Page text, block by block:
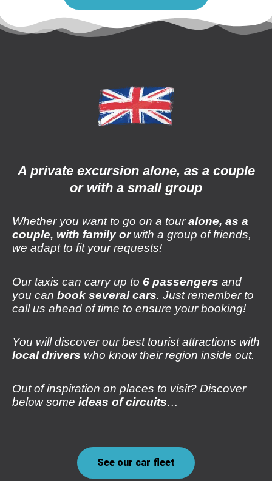
A private excursion alone, as a couple
or with a small group
Whether you want to go on a touralone, as a
couple, with family orwith a group of friends,
we adapt to fit your requests!
Our taxis can carry up to 6 passengers and
you can book several cars. Just remember to
call us ahead of time to ensure your booking!
You will discover our best tourist attractions with
local drivers who know their region inside out.
Out of inspiration on places to visit? Discover
below some ideas of circuits…
See our car fleet